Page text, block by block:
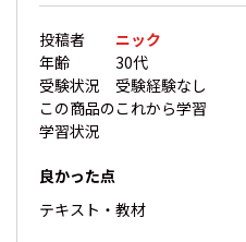
投稿者
ニック
年齢
30代
受験状況
受験経験なし
この商品の
学習状況
これから学習
良かった点
テキスト・教材